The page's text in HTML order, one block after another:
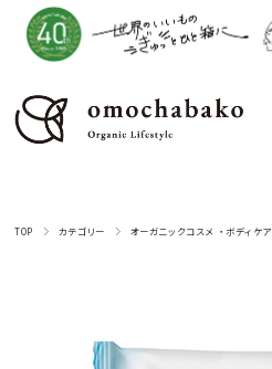
TOP カテゴリー オーガニックコスメ ・ボディケア